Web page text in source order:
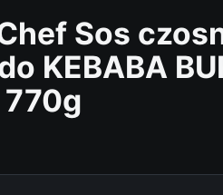
Sos
KEBABA
770g